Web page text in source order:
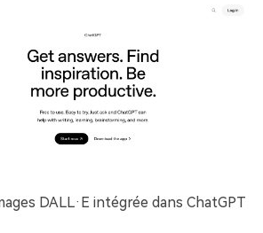
DALL·E intégrée dans ChatGPT